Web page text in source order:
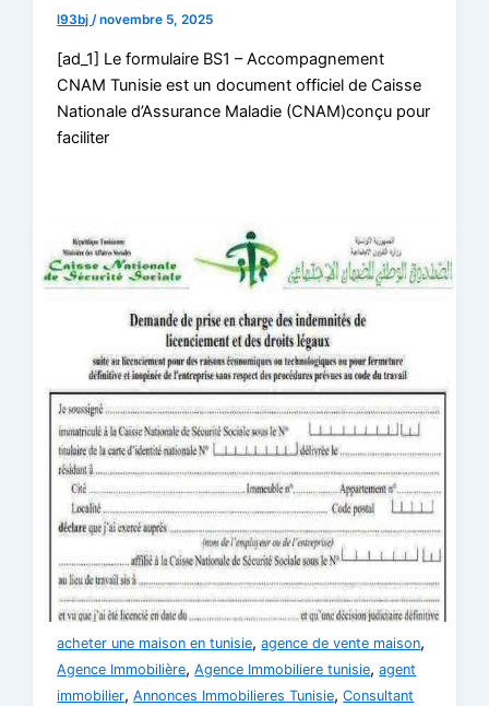
l93bj/novembre 5, 2025
[ad_1] Le formulaire BS1 – Accompagnement
CNAM Tunisie est un document officiel de Caisse
Nationale d’Assurance Maladie (CNAM)conçu pour
faciliter
acheter une maison en tunisie,agence de vente maison,
Agence Immobilière,Agence Immobiliere tunisie,agent
immobilier,Annonces Immobilieres Tunisie,Consultant